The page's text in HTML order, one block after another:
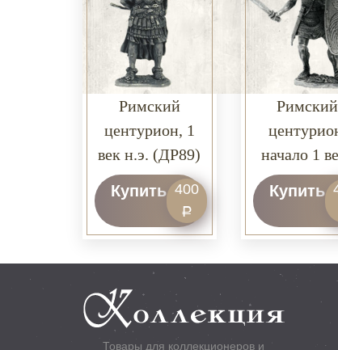
Римский
центурион, 1
век н.э. (ДР89)
Купить 400
Р
Римский
начало 1
н.э.
Купить
Товары для коллекционеров и